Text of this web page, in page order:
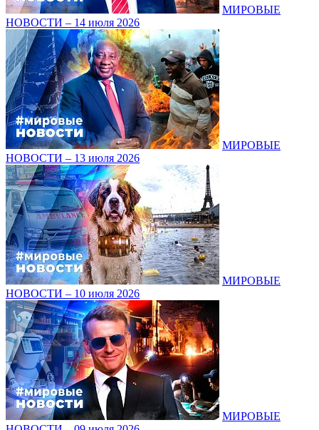
МИРОВЫЕ
НОВОСТИ – 14 июля 2026
МИРОВЫЕ
НОВОСТИ – 13 июля 2026
МИРОВЫЕ
НОВОСТИ – 10 июля 2026
МИРОВЫЕ